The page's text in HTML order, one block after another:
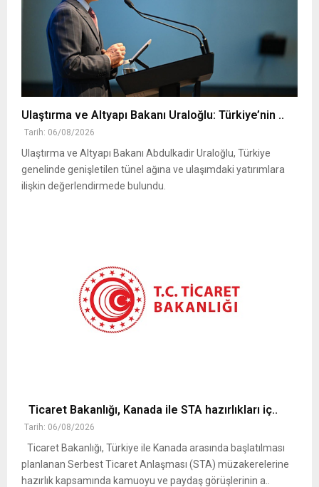
Ulaştırma ve Altyapı Bakanı Uraloğlu: Türkiye’nin ..
Tarih: 06/08/2026
Ulaştırma ve Altyapı Bakanı Abdulkadir Uraloğlu, Türkiye
genelinde genişletilen tünel ağına ve ulaşımdaki yatırımlara
ilişkin değerlendirmede bulundu.
Ticaret Bakanlığı, Kanada ile STA hazırlıkları iç..
Tarih: 06/08/2026
Ticaret Bakanlığı, Türkiye ile Kanada arasında başlatılması
planlanan Serbest Ticaret Anlaşması (STA) müzakerelerine
hazırlık kapsamında kamuoyu ve paydaş görüşlerinin a..